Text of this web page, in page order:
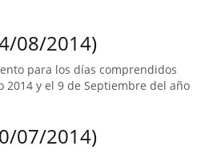
08/2014)
para los días comprendidos
y el 9 de Septiembre del año
07/2014)